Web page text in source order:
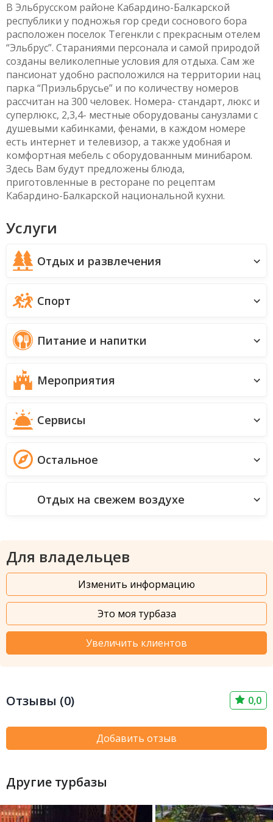
В Эльбрусском районе Кабардино-Балкарской
республики у подножья гор среди соснового бора
расположен поселок Тегенкли с прекрасным отелем
“Эльбрус”. Стараниями персонала и самой природой
созданы великолепные условия для отдыха. Сам же
пансионат удобно расположился на территории нац
парка “Приэльбрусье” и по количеству номеров
рассчитан на 300 человек. Номера- стандарт, люкс и
суперлюкс, 2,3,4- местные оборудованы санузлами с
душевыми кабинками, фенами, в каждом номере
есть интернет и телевизор, а также удобная и
комфортная мебель с оборудованным минибаром.
Здесь Вам будут предложены блюда,
приготовленные в ресторане по рецептам
Кабардино-Балкарской национальной кухни.
Услуги
Отдых и развлечения
Спорт
Питание и напитки
Мероприятия
Сервисы
Остальное
Отдых на свежем воздухе
Для владельцев
Изменить информацию
Это моя турбаза
Увеличить клиентов
Отзывы (0) 0,0
Добавить отзыв
Другие турбазы